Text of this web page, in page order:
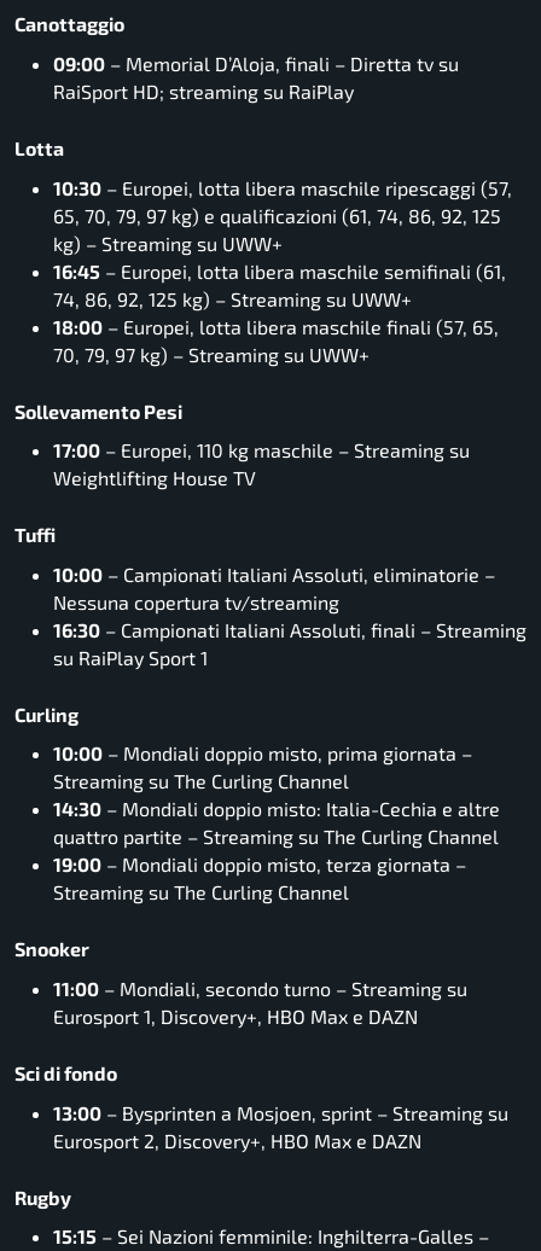
Canottaggio
09:00 – Memorial D’Aloja, finali – Diretta tv su
RaiSport HD; streaming su RaiPlay
Lotta
10:30 – Europei, lotta libera maschile ripescaggi (57,
65, 70, 79, 97 kg) e qualificazioni (61, 74, 86, 92, 125
kg) – Streaming su UWW+
16:45 – Europei, lotta libera maschile semifinali (61,
74, 86, 92, 125 kg) – Streaming su UWW+
18:00 – Europei, lotta libera maschile finali (57, 65,
70, 79, 97 kg) – Streaming su UWW+
Sollevamento Pesi
17:00 – Europei, 110 kg maschile – Streaming su
Weightlifting House TV
Tuffi
10:00 – Campionati Italiani Assoluti, eliminatorie –
Nessuna copertura tv/streaming
16:30 – Campionati Italiani Assoluti, finali – Streaming
su RaiPlay Sport 1
Curling
10:00 – Mondiali doppio misto, prima giornata –
Streaming su The Curling Channel
14:30 – Mondiali doppio misto: Italia-Cechia e altre
quattro partite – Streaming su The Curling Channel
19:00 – Mondiali doppio misto, terza giornata –
Streaming su The Curling Channel
Snooker
11:00 – Mondiali, secondo turno – Streaming su
Eurosport 1, Discovery+, HBO Max e DAZN
Sci di fondo
13:00 – Bysprinten a Mosjoen, sprint – Streaming su
Eurosport 2, Discovery+, HBO Max e DAZN
Rugby
15:15 – Sei Nazioni femminile: Inghilterra-Galles –